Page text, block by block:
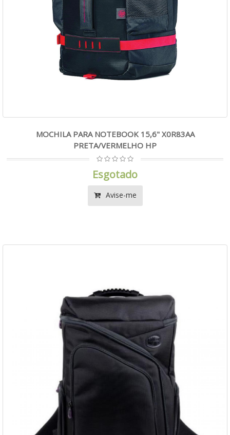
MOCHILA PARA NOTEBOOK 15,6" X0R83AA
PRETA/VERMELHO HP
Esgotado
Avise-me